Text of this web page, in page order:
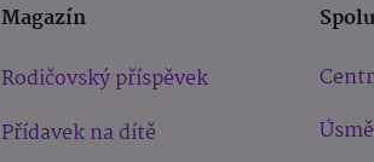
Magazín
Rodičovský příspěvek
Přídavek na dítě